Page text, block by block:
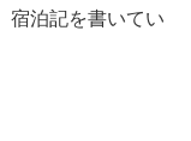
宿泊記を書いてい